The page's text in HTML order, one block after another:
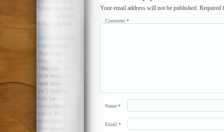
Your email address will not be published. Required
Comment *
Name *
Email *